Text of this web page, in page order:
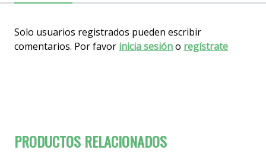
Solo usuarios registrados pueden escribir
comentarios. Por favor inicia sesióno regístrate
PRODUCTOS RELACIONADOS